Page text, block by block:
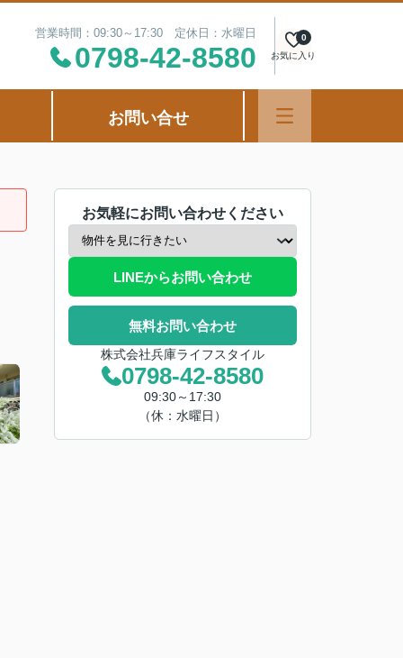
営業時間：09:30～17:30 定休日：水曜日
0798-42-8580 お気に入り
0
お問い合せ
お気軽にお問い合わせください
LINEからお問い合わせ
無料お問い合わせ
株式会社兵庫ライフスタイル
0798-42-8580
09:30～17:30
（休：水曜日）